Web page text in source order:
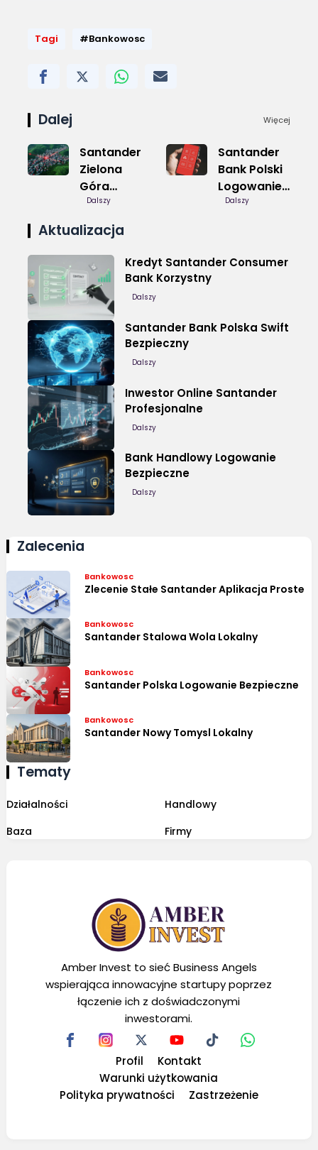
Tagi #Bankowosc
Dalej Więcej
Santander
Zielona
Góra
Lokalny
Dalszy
Santander
Bank Polski
Logowanie
Bezpieczne
Dalszy
Aktualizacja
Kredyt Santander Consumer
Bank Korzystny
Dalszy
Santander Bank Polska Swift
Bezpieczny
Dalszy
Inwestor Online Santander
Profesjonalne
Dalszy
Bank Handlowy Logowanie
Bezpieczne
Dalszy
Zalecenia
Bankowosc
Zlecenie Stałe Santander Aplikacja Proste
Bankowosc
Santander Stalowa Wola Lokalny
Bankowosc
Santander Polska Logowanie Bezpieczne
Bankowosc
Santander Nowy Tomysl Lokalny
Tematy
Działalności
Handlowy
Baza
Firmy
Amber Invest to sieć Business Angels
wspierająca innowacyjne startupy poprzez
łączenie ich z doświadczonymi
inwestorami.
Profil
Kontakt
Warunki użytkowania
Polityka prywatności
Zastrzeżenie